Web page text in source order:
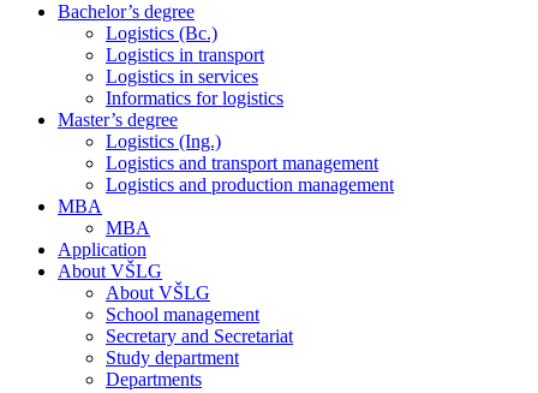
Bachelor’s degree
Logistics (Bc.)
Logistics in transport
Logistics in services
Informatics for logistics
Master’s degree
Logistics (Ing.)
Logistics and transport management
Logistics and production management
MBA
MBA
Application
About VŠLG
About VŠLG
School management
Secretary and Secretariat
Study department
Departments